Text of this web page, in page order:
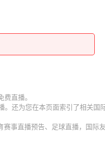
直播。
还为您在本页面索引了相关国
事直播预告、足球直播，国际友